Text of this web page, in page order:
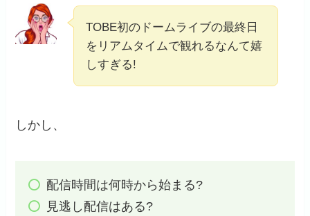
TOBE初のドームライブの最終日
をリアムタイムで観れるなんて嬉
しすぎる!
しかし、
配信時間は何時から始まる?
見逃し配信はある?